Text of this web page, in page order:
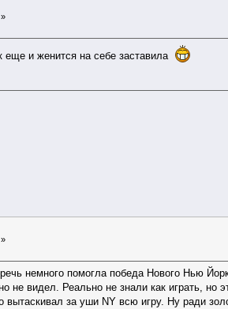
еще и женится на себе заставила
немного помогла победа Нового Нью
не видел. Реально не знали как играть, но
за уши NY всю игру. Ну ради